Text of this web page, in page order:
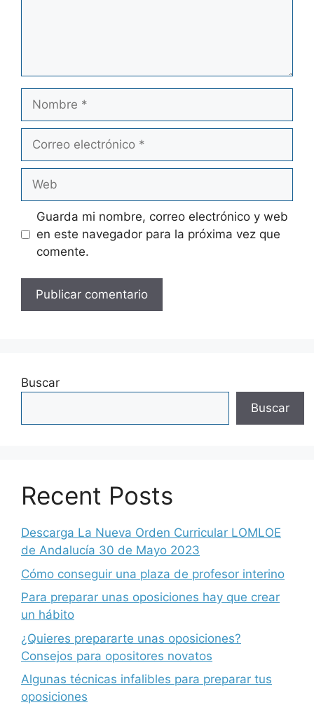
Guarda mi nombre, correo electrónico y web
en este navegador para la próxima vez que
comente.
Buscar
Buscar
Recent Posts
Descarga La Nueva Orden Curricular LOMLOE
de Andalucía 30 de Mayo 2023
Cómo conseguir una plaza de profesor interino
Para preparar unas oposiciones hay que crear
un hábito
¿Quieres prepararte unas oposiciones?
Consejos para opositores novatos
Algunas técnicas infalibles para preparar tus
oposiciones